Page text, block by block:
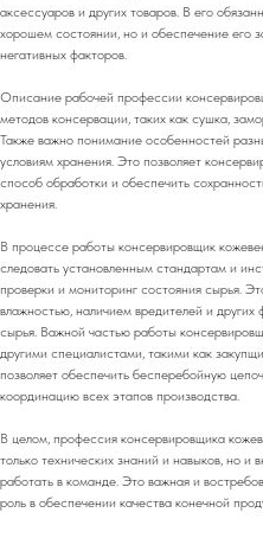
аксессуаров и других товаров. В его
хорошем состоянии, но и обеспечение его
негативных факторов.
Описание рабочей профессии
методов консервации, таких как сушка,
Также важно понимание особенностей
условиям хранения. Это позволяет
способ обработки и обеспечить
хранения.
В процессе работы консервировщик
следовать установленным стандартам и
проверки и мониторинг состояния сырья.
влажностью, наличием вредителей и других
сырья. Важной частью работы
другими специалистами, такими как
позволяет обеспечить бесперебойную
координацию всех этапов производства.
В целом, профессия консервировщика
только технических знаний и навыков, но и
работать в команде. Это важная и
роль в обеспечении качества конечной